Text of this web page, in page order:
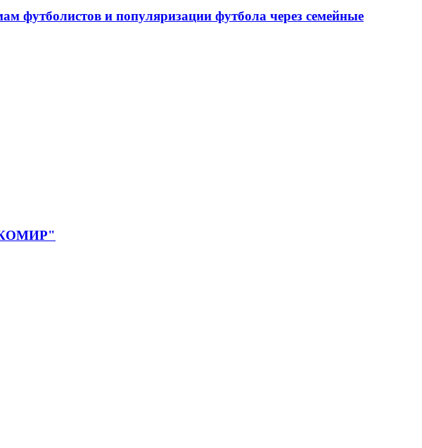
футболистов и популяризации футбола через семейные